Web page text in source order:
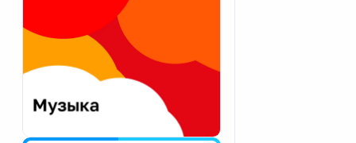
Екатеринбург
Калининград
Калуга